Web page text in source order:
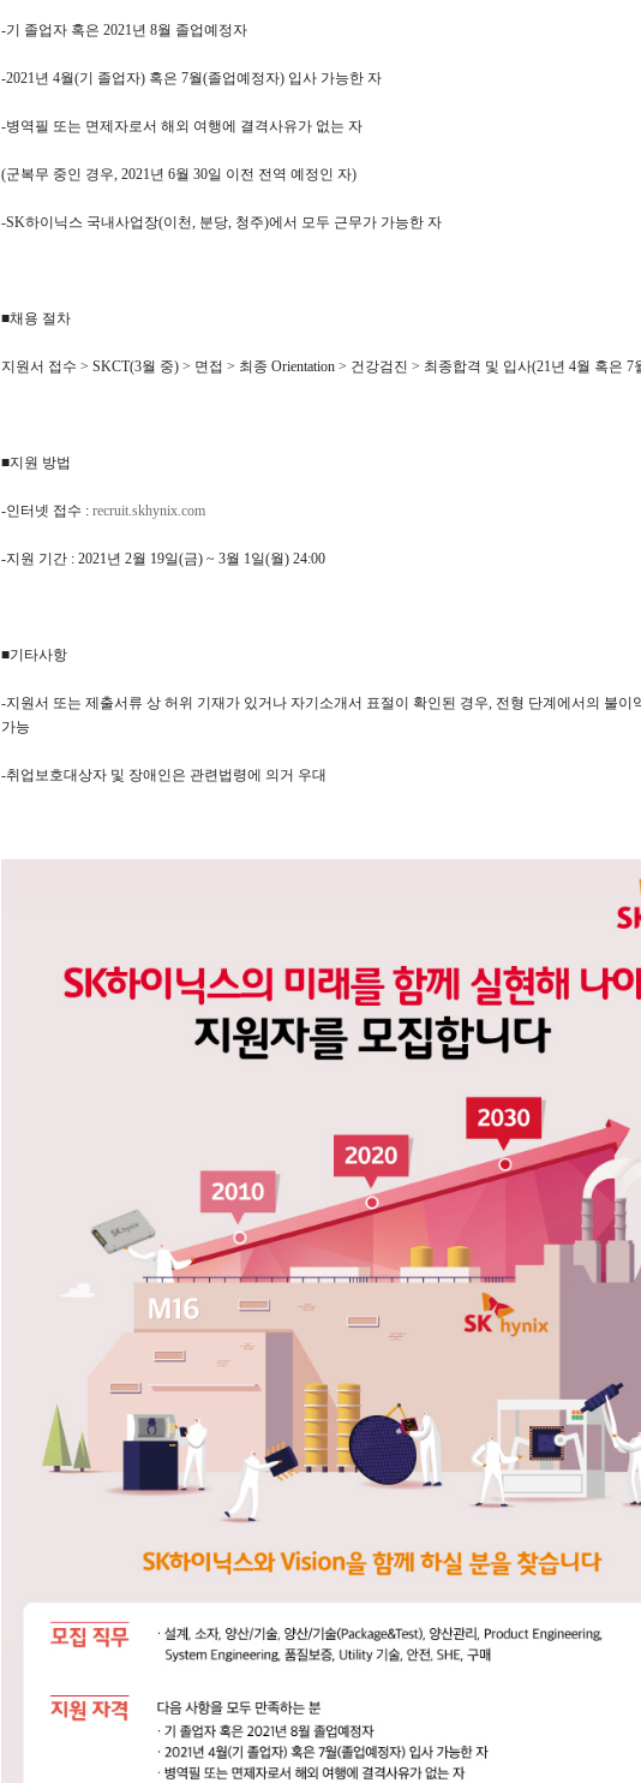
-기 졸업자 혹은 2021년 8월 졸업예정자
-2021년 4월(기 졸업자) 혹은 7월(졸업예정자) 입사 가능한 자
-병역필 또는 면제자로서 해외 여행에 결격사유가 없는 자
(군복무 중인 경우, 2021년 6월 30일 이전 전역 예정인 자)
-SK하이닉스 국내사업장(이천, 분당, 청주)에서 모두 근무가 가능한 자
■채용 절차
지원서 접수 > SKCT(3월 중) > 면접 > 최종 Orientation > 건강검진 > 최종합격 및 입사(21년 4월 혹은 7
■지원 방법
-인터넷 접수 : recruit.skhynix.com
-지원 기간 : 2021년 2월 19일(금) ~ 3월 1일(월) 24:00
■기타사항
-지원서 또는 제출서류 상 허위 기재가 있거나 자기소개서 표절이 확인된 경우, 전형 단계에서의 불이
가능
-취업보호대상자 및 장애인은 관련법령에 의거 우대